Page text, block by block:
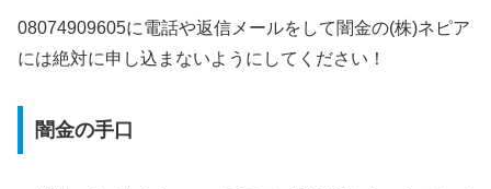
08074909605に電話や返信メールをして闇金の(株)ネピア
には絶対に申し込まないようにしてください！
闇金の手口